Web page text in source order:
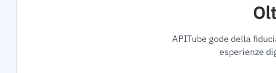
APITube gode della
esperienze